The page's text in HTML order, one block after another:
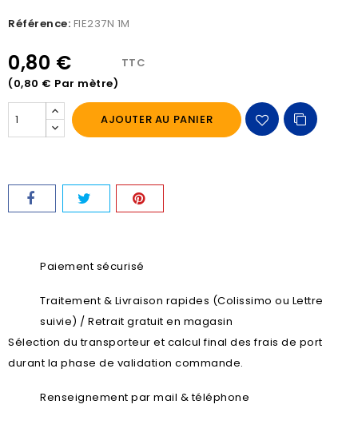
Référence: FIE237N 1M
0,80 €
(0,80 € Par mètre)
TTC
AJOUTER AU PANIER
Paiement sécurisé
Traitement & Livraison rapides (Colissimo ou Lettre
suivie) / Retrait gratuit en magasin
Sélection du transporteur et calcul final des frais de port
durant la phase de validation commande.
Renseignement par mail & téléphone